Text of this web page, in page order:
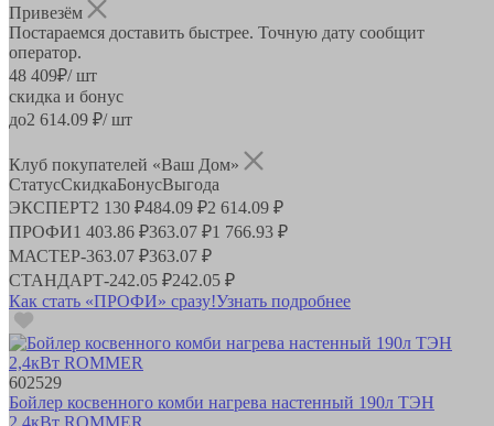
Привезём
Постараемся доставить быстрее. Точную дату сообщит
оператор.
48 409₽/ шт
скидка и бонус
до2 614.09 ₽/ шт
Клуб покупателей «Ваш Дом»
СтатусСкидкаБонусВыгода
ЭКСПЕРТ2 130 ₽484.09 ₽2 614.09 ₽
ПРОФИ1 403.86 ₽363.07 ₽1 766.93 ₽
МАСТЕР-363.07 ₽363.07 ₽
СТАНДАРТ-242.05 ₽242.05 ₽
Как стать «ПРОФИ» сразу!Узнать подробнее
602529
Бойлер косвенного комби нагрева настенный 190л ТЭН
2,4кВт ROMMER